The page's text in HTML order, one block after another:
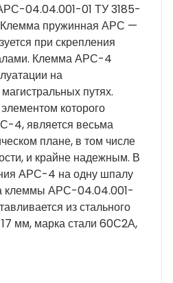
04.04.001-01 ТУ 3185-
пружинная АРС —
при скрепления
Клемма АРС-4
на
путях.
которого
4, является весьма
плане, в том числе
и крайне надежным. В
АРС-4 на одну шпалу
клеммы АРС-04.04.001-
из стального
мм, марка стали 60С2А,